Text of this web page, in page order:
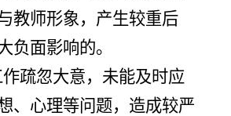
教师形象，产生较重后
负面影响的。
作疏忽大意，未能及时应
、心理等问题，造成较严